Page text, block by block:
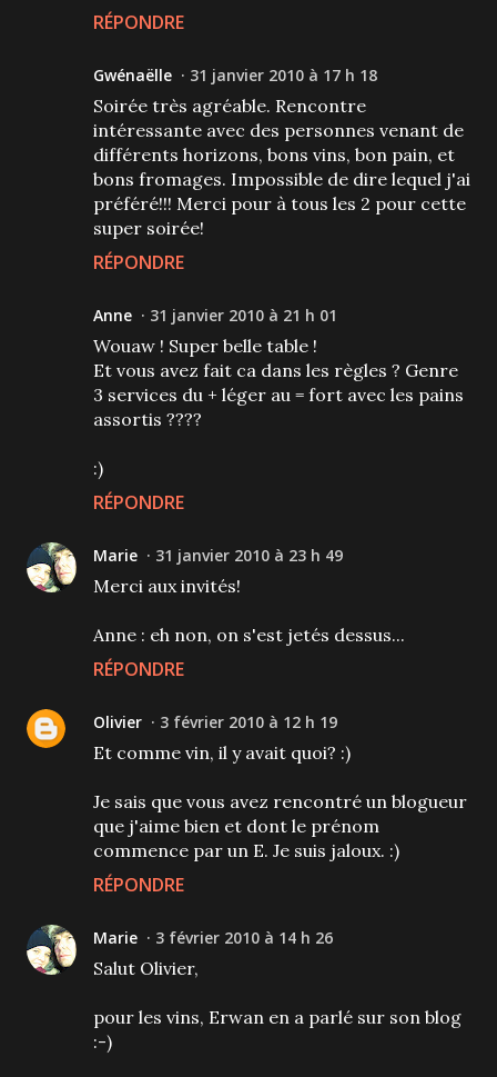
RÉPONDRE
Gwénaëlle 31 janvier 2010 à 17 h 18
Soirée très agréable. Rencontre
intéressante avec des personnes venant de
différents horizons, bons vins, bon pain, et
bons fromages. Impossible de dire lequel j'ai
préféré!!! Merci pour à tous les 2 pour cette
super soirée!
RÉPONDRE
Anne 31 janvier 2010 à 21 h 01
Wouaw ! Super belle table !
Et vous avez fait ca dans les règles ? Genre
3 services du + léger au = fort avec les pains
assortis ????
:)
RÉPONDRE
Marie 31 janvier 2010 à 23 h 49
Merci aux invités!
Anne : eh non, on s'est jetés dessus...
RÉPONDRE
Olivier 3 février 2010 à 12 h 19
Et comme vin, il y avait quoi? :)
Je sais que vous avez rencontré un blogueur
que j'aime bien et dont le prénom
commence par un E. Je suis jaloux. :)
RÉPONDRE
Marie 3 février 2010 à 14 h 26
Salut Olivier,
pour les vins, Erwan en a parlé sur son blog
:-)